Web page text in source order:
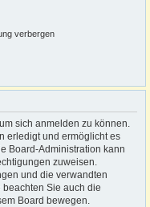
verbergen
sich anmelden zu können.
erledigt und ermöglicht es
Board-Administration kann
zuweisen.
und die verwandten
Sie auch die
Board bewegen.